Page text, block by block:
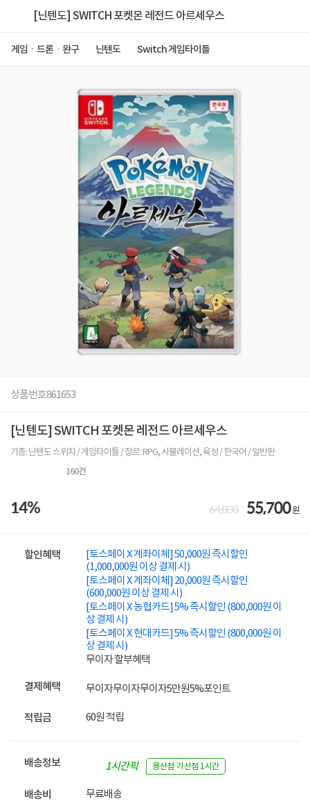
[닌텐도] SWITCH 포켓몬 레전드 아르세우스
게임ㆍ드론ㆍ완구 닌텐도 Switch 게임타이틀
상품번호861653
[닌텐도] SWITCH 포켓몬 레전드 아르세우스
기종: 닌텐도 스위치 / 게임타이틀 / 장르: RPG, 시뮬레이션, 육성 / 한국어 / 일반판
160건
14% 64,800 55,700원
할인혜택
[토스페이 X 계좌이체] 50,000원 즉시할인
(1,000,000원 이상 결제 시)
[토스페이 X 계좌이체] 20,000원 즉시할인
(600,000원 이상 결제 시)
[토스페이 X 농협카드] 5% 즉시할인 (800,000원 이
상 결제 시)
[토스페이 X 현대카드] 5% 즉시할인 (800,000원 이
상 결제 시)
무이자 할부혜택
결제혜택 무이자무이자무이자5만원5%포인트
적립금 60원 적립
배송정보
1시간픽
용산점·가산점 1시간
배송비 무료배송